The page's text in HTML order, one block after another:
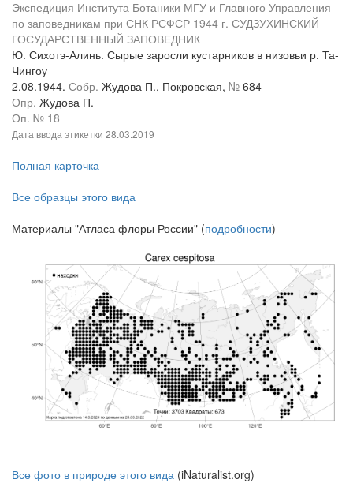
Экспедиция Института Ботаники МГУ и Главного Управления
по заповедникам при СНК РСФСР 1944 г. СУДЗУХИНСКИЙ
ГОСУДАРСТВЕННЫЙ ЗАПОВЕДНИК
Ю. Сихотэ-Алинь. Сырые заросли кустарников в низовьи р. Та-
Чингоу
2.08.1944. Собр. Жудова П., Покровская, № 684
Опр. Жудова П.
Оп. № 18
Дата ввода этикетки 28.03.2019
Полная карточка
Все образцы этого вида
Материалы "Атласа флоры России" (подробности)
Все фото в природе этого вида (iNaturalist.org)